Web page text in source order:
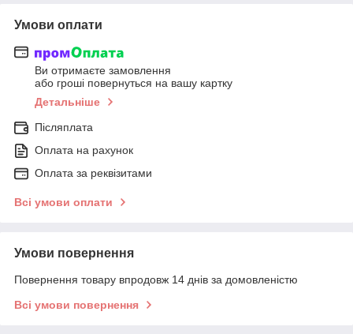
Умови оплати
Ви отримаєте замовлення
або гроші повернуться на вашу картку
Детальніше
Післяплата
Оплата на рахунок
Оплата за реквізитами
Всі умови оплати
Умови повернення
Повернення товару впродовж 14 днів за домовленістю
Всі умови повернення